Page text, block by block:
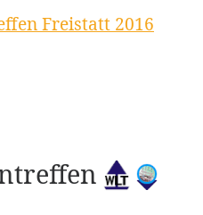
Freistatt 2016